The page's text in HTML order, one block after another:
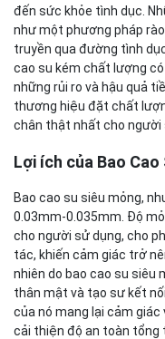
đến sức khỏe tình dục.
như một phương pháp
truyền qua đường tình
cao su kém chất lượng
những rủi ro và hậu quả
thương hiệu đặt chất
chân thật nhất cho người
Lợi ích của Bao
Bao cao su siêu mỏng,
0.03mm-0.035mm. Độ
cho người sử dụng, cho
tác, khiến cảm giác trở
nhiên do bao cao su siêu
thân mật và tạo sư kết
của nó mang lại cảm giác
cải thiện độ an toàn tổng